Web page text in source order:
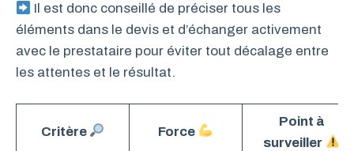
Il est donc conseillé de préciser tous les
éléments dans le devis et d’échanger activement
avec le prestataire pour éviter tout décalage entre
les attentes et le résultat.
Critère Force
Point à
surveiller